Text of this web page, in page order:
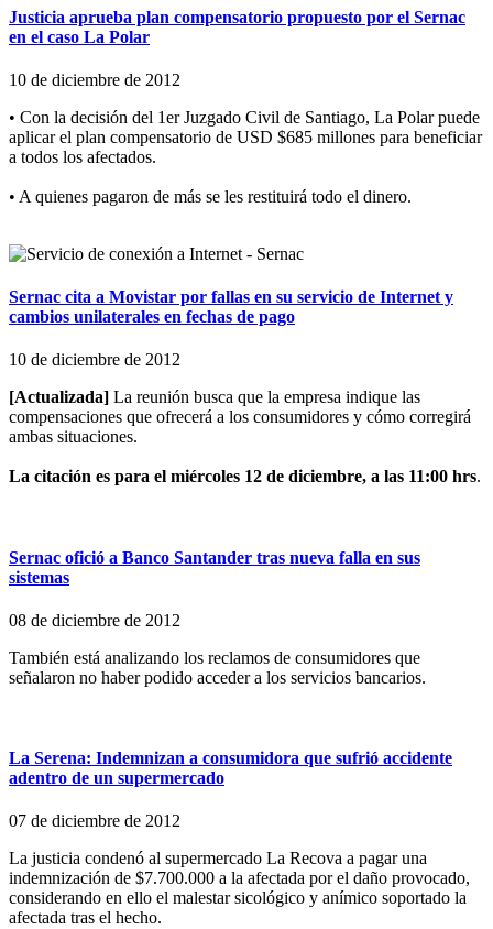
Justicia aprueba plan compensatorio propuesto por el Sernac
en el caso La Polar
10 de diciembre de 2012
• Con la decisión del 1er Juzgado Civil de Santiago, La Polar puede
aplicar el plan compensatorio de USD $685 millones para beneficiar
a todos los afectados.
• A quienes pagaron de más se les restituirá todo el dinero.
Sernac cita a Movistar por fallas en su servicio de Internet y
cambios unilaterales en fechas de pago
10 de diciembre de 2012
[Actualizada] La reunión busca que la empresa indique las
compensaciones que ofrecerá a los consumidores y cómo corregirá
ambas situaciones.
La citación es para el miércoles 12 de diciembre, a las 11:00 hrs.
Sernac ofició a Banco Santander tras nueva falla en sus
sistemas
08 de diciembre de 2012
También está analizando los reclamos de consumidores que
señalaron no haber podido acceder a los servicios bancarios.
La Serena: Indemnizan a consumidora que sufrió accidente
adentro de un supermercado
07 de diciembre de 2012
La justicia condenó al supermercado La Recova a pagar una
indemnización de $7.700.000 a la afectada por el daño provocado,
considerando en ello el malestar sicológico y anímico soportado la
afectada tras el hecho.